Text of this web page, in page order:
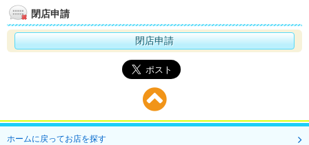
閉店申請
閉店申請
ホームに戻ってお店を探す